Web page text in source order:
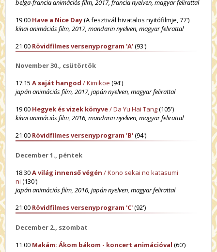
belga-francia animációs film, 2017, francia nyelven, magyar felirattal
19:00 Have a Nice Day(A fesztivál hivatalos nyitófilmje, 77')
kínai animációs film, 2017, mandarin nyelven, magyar felirattal
21:00 Rövidfilmes versenyprogram 'A'(93')
November 30., csütörtök
17:15A saját hangod / Kimikoe (94')
japán animációs film, 2017, japán nyelven, magyar felirattal
19:00 Hegyek és vizek könyve/ Da Yu Hai Tang(105')
kínai animációs film, 2016, mandarin nyelven, magyar felirattal
21:00 Rövidfilmes versenyprogram 'B'(94')
December 1., péntek
18:30A világ innenső végén / Kono sekai no katasumi
ni (130')
japán animációs film, 2016, japán nyelven, magyar felirattal
21:00 Rövidfilmes versenyprogram 'C'(92')
December 2., szombat
11:00 Makám: Ákom bákom - koncert animációval (60')